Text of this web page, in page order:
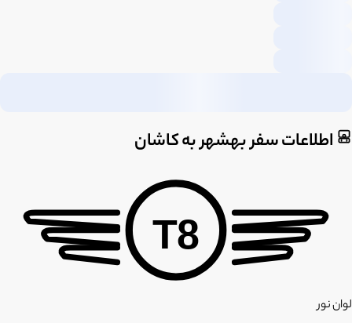
اطلاعات سفر بهشهر به کاشان
T8
لوان نور